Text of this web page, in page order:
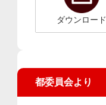
ダウンロード
都委員会より